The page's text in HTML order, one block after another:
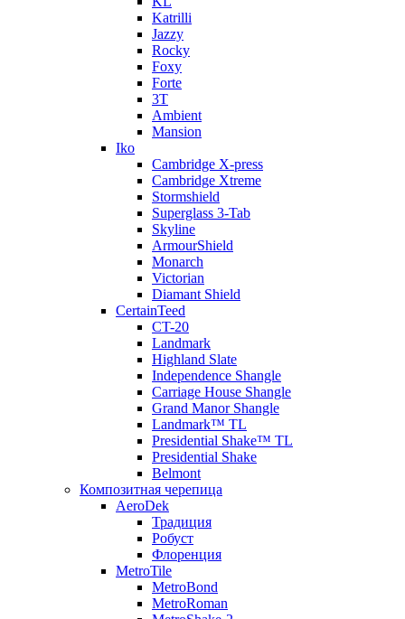
Katrilli
Jazzy
Rocky
Foxy
Forte
3T
Ambient
Mansion
Iko
Cambridge X-press
Cambridge Xtreme
Stormshield
Superglass 3-Tab
Skyline
ArmourShield
Monarch
Victorian
Diamant Shield
CertainTeed
CT-20
Landmark
Highland Slate
Independence Shangle
Carriage House Shangle
Grand Manor Shangle
Landmark™ TL
Presidential Shake™ TL
Presidential Shake
Belmont
Композитная черепица
AeroDek
Традиция
Робуст
Флоренция
MetroTile
MetroBond
MetroRoman